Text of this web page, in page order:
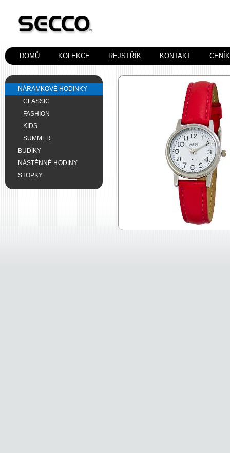
DOMŮ KOLEKCE REJSTŘÍK KONTAKT
NÁRAMKOVÉ HODINKY
CLASSIC
FASHION
KIDS
SUMMER
BUDÍKY
NÁSTĚNNÉ HODINY
STOPKY